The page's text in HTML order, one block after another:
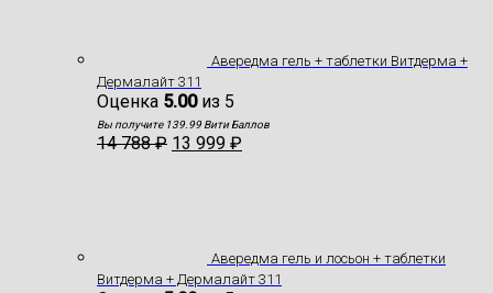
Авередма гель + таблетки Витдерма +
Дермалайт 311
Оценка 5.00из 5
Вы получите 139.99 Вити Баллов
14 788₽ 13 999 ₽
Авередма гель и лосьон + таблетки
Витдерма + Дермалайт 311